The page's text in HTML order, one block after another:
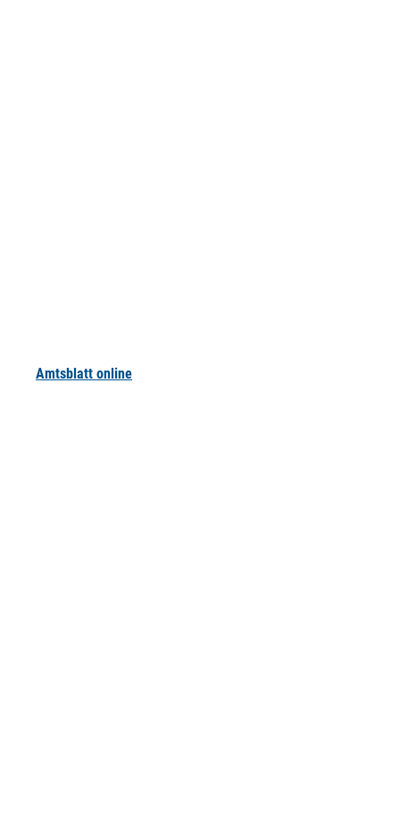
Amtsblatt online